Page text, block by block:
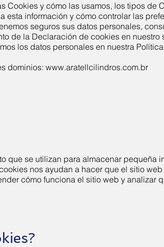
Cookies y cómo las usamos, los tipos de
esta información y cómo controlar las
seguros sus datos personales,
de la Declaración de cookies en
los datos personales en nuestra
dominios:www.aratellcilindros.com.br
que se utilizan para almacenar pequeña
nos ayudan a hacer que el sitio
cómo funciona el sitio web y analizar